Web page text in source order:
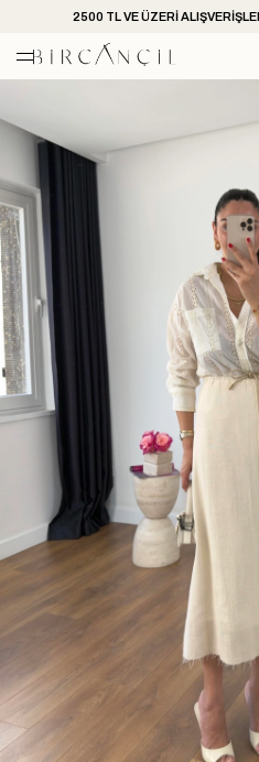
2500 TL VE ÜZERİ